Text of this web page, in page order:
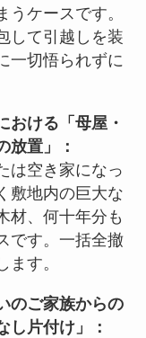
ケースです。
して引越しを装
一切悟られずに
おける「母屋・
放置」：
は空き家になっ
敷地内の巨大な
材、何十年分も
です。一括全撤
す。
のご家族からの
し片付け」：